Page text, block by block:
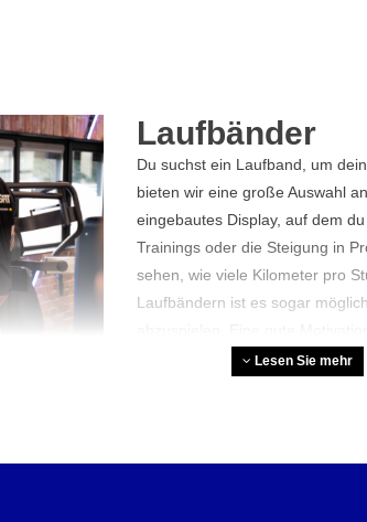
Laufbänder
Du suchst ein Laufband, um
bieten wir eine große Auswahl
eingebautes Display, auf dem
Trainings oder die Steigung in
sehen, wie viele Kilometer pro
Laufbändern ist es sogar
Ist ein
walken oder joggen, was für ein
Lesen Sie mehr